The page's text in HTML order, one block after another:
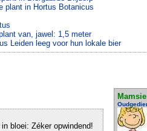
plant in Hortus Botanicus
van, jawel: 1,5 meter
Leiden leeg voor hun lokale bier
Mamsie
bloei: Zéker opwindend!